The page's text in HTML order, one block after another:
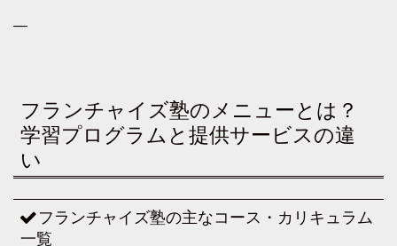
—
フランチャイズ塾のメニューとは？
学習プログラムと提供サービスの違
い
フランチャイズ塾の主なコース・カリキュラム
一覧